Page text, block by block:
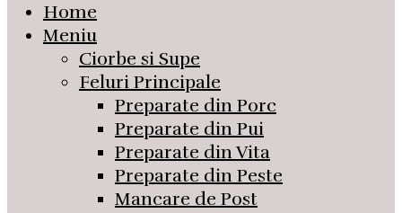
Home
Meniu
Ciorbe si Supe
Feluri Principale
Preparate din Porc
Preparate din Pui
Preparate din Vita
Preparate din Peste
Mancare de Post